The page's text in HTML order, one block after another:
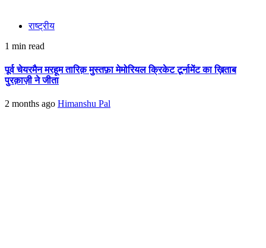
राष्ट्रीय
1 min read
पूर्व चेयरमैन मरहूम तारिक़ मुस्तफ़ा मेमोरियल क्रिकेट टूर्नामेंट का ख़िताब
पुरक़ाज़ी ने जीता
2 months ago Himanshu Pal